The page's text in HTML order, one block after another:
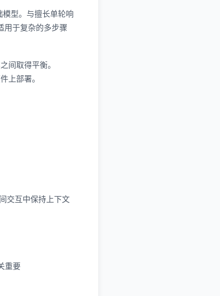
型。与擅长单轮响
用于复杂的多步骤
间取得平衡。
上部署。
交互中保持上下文
重要